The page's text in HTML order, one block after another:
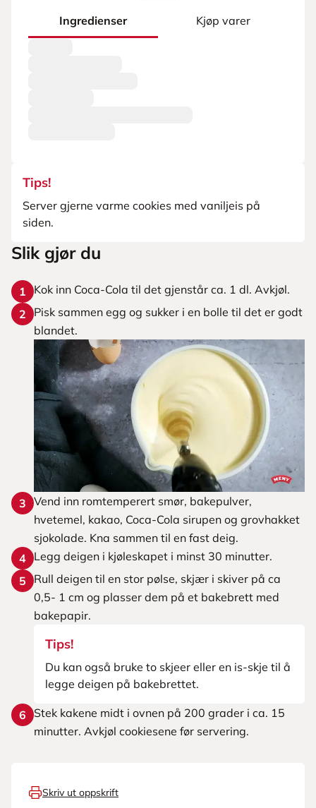
Ingredienser Kjøp varer
Tips!
Server gjerne varme cookies med vaniljeis på
siden.
Slik gjør du
1
Kok inn Coca-Cola til det gjenstår ca. 1 dl. Avkjøl.
2
Pisk sammen egg og sukker i en bolle til det er godt
blandet.
3 Vend inn romtemperert smør, bakepulver,
hvetemel, kakao, Coca-Cola sirupen og grovhakket
sjokolade. Kna sammen til en fast deig.
4 Legg deigen i kjøleskapet i minst 30 minutter.
5
Rull deigen til en stor pølse, skjær i skiver på ca
0,5- 1 cm og plasser dem på et bakebrett med
bakepapir.
Tips!
Du kan også bruke to skjeer eller en is-skje til å
legge deigen på bakebrettet.
6
Stek kakene midt i ovnen på 200 grader i ca. 15
minutter. Avkjøl cookiesene før servering.
Skriv ut oppskrift